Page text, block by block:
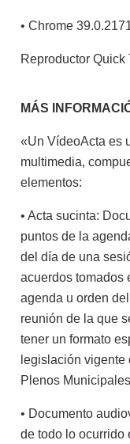
• Chrome
Reproductor Quick
MÁS
«Un VídeoActa es
multimedia,
elementos:
• Acta sucinta:
puntos de la
del día de una
acuerdos tomados
agenda u orden
reunión de la que
tener un formato
legislación vigente
Plenos
• Documento
de todo lo ocurrido